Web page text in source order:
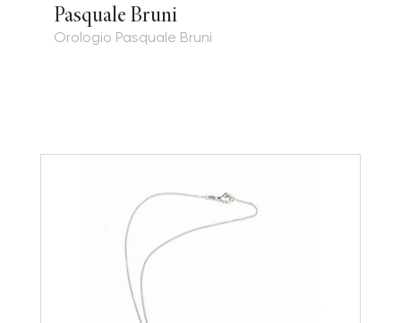
Pasquale Bruni
Orologio Pasquale Bruni